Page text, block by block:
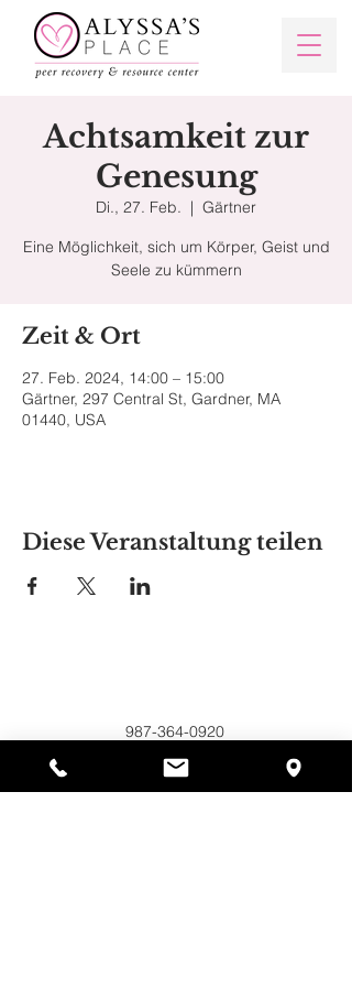
Achtsamkeit zur
Genesung
Di., 27. Feb.
  |
Gärtner
Eine Möglichkeit, sich um Körper, Geist und
Seele zu kümmern
Zeit & Ort
27. Feb. 2024, 14:00 – 15:00
Gärtner, 297 Central St, Gardner, MA
01440, USA
Diese Veranstaltung teilen
987-364-0920